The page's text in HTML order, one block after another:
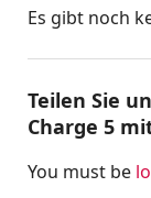
Es gibt noch
Teilen Sie
Charge 5
You must be